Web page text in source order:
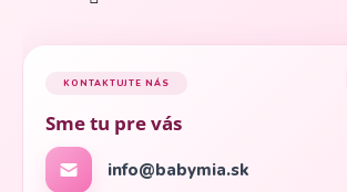
KONTAKTUJTE NÁS
Sme tu pre vás
info@babymia.sk